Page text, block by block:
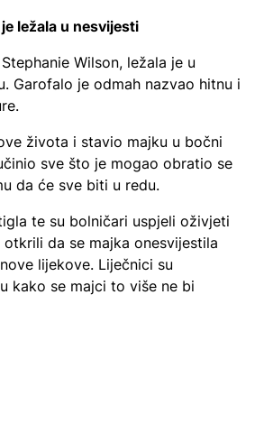
ležala u nesvijesti
Wilson, ležala je u
Garofalo je odmah nazvao hitnu i
života i stavio majku u bočni
sve što je mogao obratio se
da će sve biti u redu.
te su bolničari uspjeli oživjeti
otkrili da se majka onesvijestila
lijekove. Liječnici su
kako se majci to više ne bi